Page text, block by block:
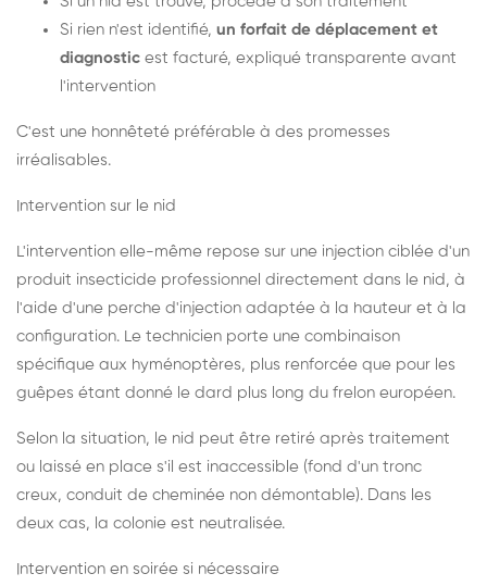
Si rien n'est identifié, un forfait de déplacement et
diagnostic est facturé, expliqué transparente avant
l'intervention
C'est une honnêteté préférable à des promesses
irréalisables.
Intervention sur le nid
L'intervention elle-même repose sur une injection ciblée d'un
produit insecticide professionnel directement dans le nid, à
l'aide d'une perche d'injection adaptée à la hauteur et à la
configuration. Le technicien porte une combinaison
spécifique aux hyménoptères, plus renforcée que pour les
guêpes étant donné le dard plus long du frelon européen.
Selon la situation, le nid peut être retiré après traitement
ou laissé en place s'il est inaccessible (fond d'un tronc
creux, conduit de cheminée non démontable). Dans les
deux cas, la colonie est neutralisée.
Intervention en soirée si nécessaire